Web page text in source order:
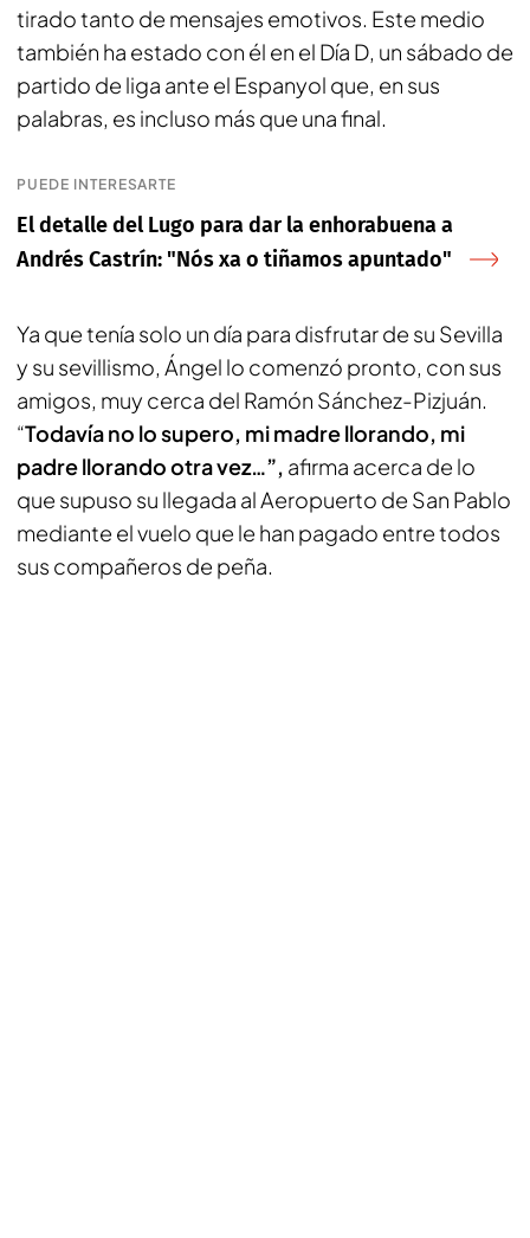
tirado tanto de mensajes emotivos. Este medio
también ha estado con él en el Día D, un sábado de
partido de liga ante el Espanyol que, en sus
palabras, es incluso más que una final.
PUEDE INTERESARTE
El detalle del Lugo para dar la enhorabuena a
Andrés Castrín: "Nós xa o tiñamos apuntado"
Ya que tenía solo un día para disfrutar de su Sevilla
y su sevillismo, Ángel lo comenzó pronto, con sus
amigos, muy cerca del Ramón Sánchez-Pizjuán.
“Todavía no lo supero, mi madre llorando, mi
padre llorando otra vez…”, afirma acerca de lo
que supuso su llegada al Aeropuerto de San Pablo
mediante el vuelo que le han pagado entre todos
sus compañeros de peña.